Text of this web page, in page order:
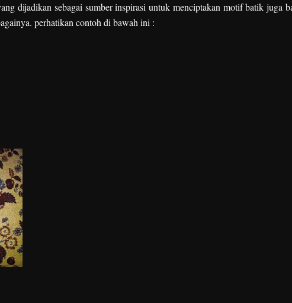
dijadikan sebagai sumber inspirasi untuk menciptakan motif batik juga
perhatikan contoh di bawah ini :